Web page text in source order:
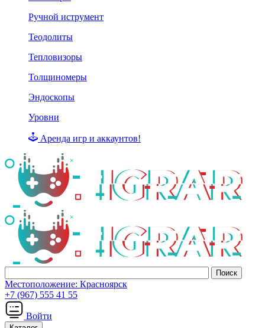
Ручной иструмент
Теодолиты
Тепловизоры
Толщиномеры
Эндоскопы
Уровни
Аренда игр и аккаунтов!
Местоположение: Красноярск
+7 (967) 555 41 55
Войти